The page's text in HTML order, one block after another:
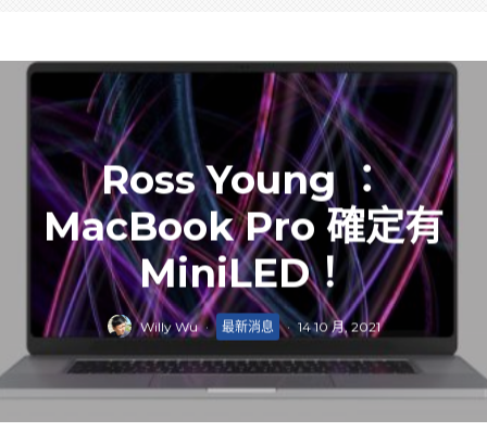
Ross Young ：
MacBook Pro 確定有
MiniLED！
Willy Wu · 最新消息 · 14 10 月, 2021